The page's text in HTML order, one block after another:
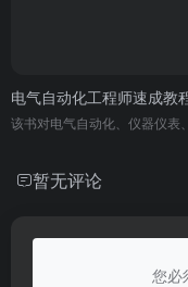
电气自动化工程师速成教
暂无评论
您必